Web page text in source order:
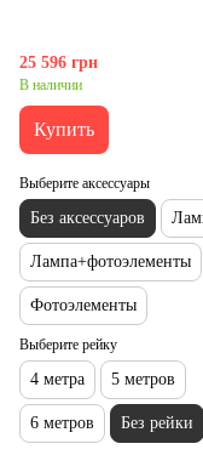
25 596 грн
В наличии
Купить
Выберите аксессуары
Без аксессуаров
Лампа+фотоэлементы
Фотоэлементы
Выберите рейку
4 метра 5 метров
6 метров Без рейки